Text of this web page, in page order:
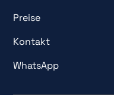
Preise
Kontakt
WhatsApp